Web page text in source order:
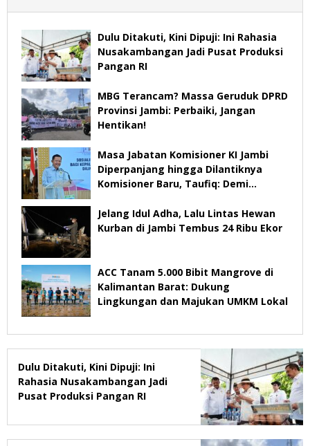
Dulu Ditakuti, Kini Dipuji: Ini Rahasia
Nusakambangan Jadi Pusat Produksi
Pangan RI
MBG Terancam? Massa Geruduk DPRD
Provinsi Jambi: Perbaiki, Jangan
Hentikan!
Masa Jabatan Komisioner KI Jambi
Diperpanjang hingga Dilantiknya
Komisioner Baru, Taufiq: Demi
Jelang Idul Adha, Lalu Lintas Hewan
Kurban di Jambi Tembus 24 Ribu Ekor
ACC Tanam 5.000 Bibit Mangrove di
Kalimantan Barat: Dukung
Lingkungan dan Majukan UMKM Lokal
Dulu Ditakuti, Kini Dipuji: Ini
Rahasia Nusakambangan Jadi
Pusat Produksi Pangan RI